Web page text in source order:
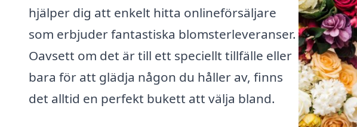
hjälper dig att enkelt hitta onlineförsäljare
som erbjuder fantastiska blomsterleveranser.
Oavsett om det är till ett speciellt tillfälle eller
bara för att glädja någon du håller av, finns
det alltid en perfekt bukett att välja bland.